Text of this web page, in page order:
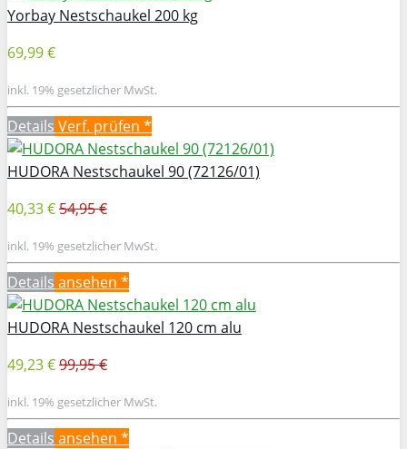
Yorbay Nestschaukel 200 kg
69,99 €
inkl. 19% gesetzlicher MwSt.
Details Verf. prüfen *
HUDORA Nestschaukel 90 (72126/01)
40,33 €54,95 €
inkl. 19% gesetzlicher MwSt.
Details ansehen *
HUDORA Nestschaukel 120 cm alu
49,23 €99,95 €
inkl. 19% gesetzlicher MwSt.
Details ansehen *